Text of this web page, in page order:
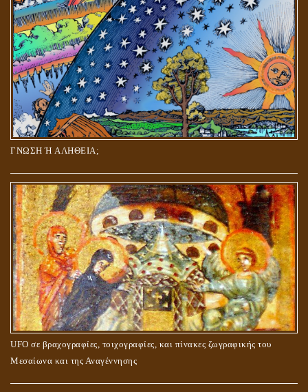
ΓΝΩΣΗ Ή ΑΛΗΘΕΙΑ;
UFO σε βραχογραφίες, τοιχογραφίες, και πίνακες ζωγραφικής του
Μεσαίωνα και της Αναγέννησης